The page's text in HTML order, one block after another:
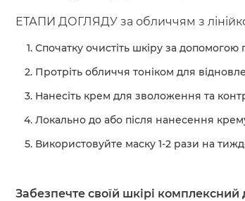
ЕТАПИ ДОГЛЯДУ за обличчям з
Спочатку очистіть шкіру за допомогою
Протріть обличчя тоніком для
Нанесіть крем для зволоження та
Локально до або після нанесення
Використовуйте маску 1-2 рази на
Забезпечте своїй шкірі комплексний